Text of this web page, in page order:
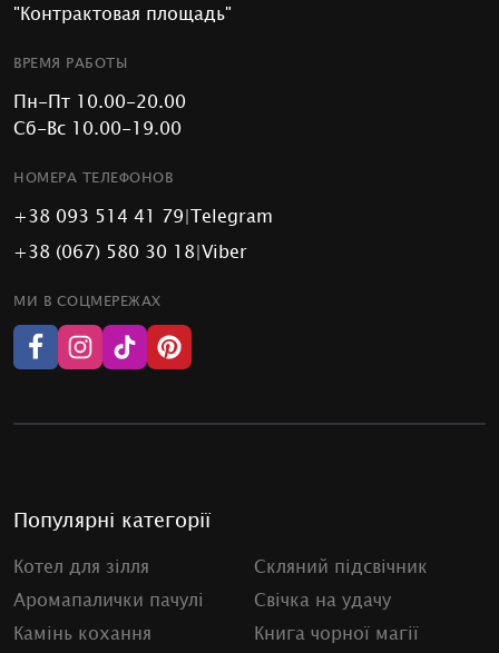
"Контрактовая площадь"
ВРЕМЯ РАБОТЫ
Пн-Пт 10.00-20.00
Сб-Вс 10.00-19.00
НОМЕРА ТЕЛЕФОНОВ
+38 093 514 41 79|Telegram
+38 (067) 580 30 18|Viber
МИ В СОЦМЕРЕЖАХ
Популярні категорії
Котел для зілля
Скляний підсвічник
Аромапалички пачулі
Свічка на удачу
Камінь кохання
Книга чорної магії